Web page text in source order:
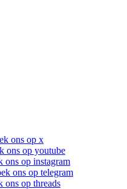
ons op x
ons op youtube
ons op instagram
ons op telegram
ons op threads